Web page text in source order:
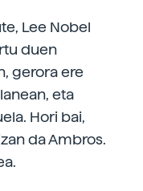
Lee Nobel
duen
gerora ere
eta
Hori bai,
da Ambros.